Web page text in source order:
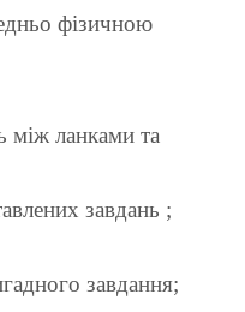
фізичною
між ланками та
завдань ;
завдання;